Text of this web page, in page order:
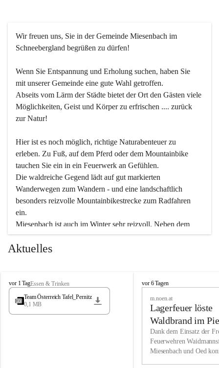
Wir freuen uns, Sie in der Gemeinde Miesenbach im
Schneebergland begrüßen zu dürfen!
Wenn Sie Entspannung und Erholung suchen, haben Sie
mit unserer Gemeinde eine gute Wahl getroffen.
Abseits vom Lärm der Städte bietet der Ort den Gästen viele
Möglichkeiten, Geist und Körper zu erfrischen .... zurück
zur Natur!
Hier ist es noch möglich, richtige Naturabenteuer zu
erleben. Zu Fuß, auf dem Pferd oder dem Mountainbike
tauchen Sie ein in ein Feuerwerk an Gefühlen.
Die waldreiche Gegend lädt auf gut markierten
Wanderwegen zum Wandern - und eine landschaftlich
besonders reizvolle Mountainbikestrecke zum Radfahren
ein.
Miesenbach ist auch im Winter sehr reizvoll. Neben dem
Eisstockschießen gibt es auf dem nahe gelegenen Unterberg
wunderschöne Naturschneepisten, die zum Schifahren oder
vielfältige Angebot unserer Kulturvereine.
Überzeugen Sie sich selbst, dass Sie in Miesenbach sowie
in den Beherbergungsbetrieben, Gaststätten und urigen
Wir kennen Miesenbach als lebens- und liebenswerten Ort.
Tradition und Innovation werden ebenso groß geschrieben
Aktuelles
M
i
s
vor 1 TagEssen & Trinken
Team Österreich Tafel_Pernitz
0,1 MB
M
h
vor 6 Tagen
m.noen.at
Lagerfeuer löste
Waldbrand im
aus
Dank dem Einsatz der
Feuerwehren
Miesenbach und Oed